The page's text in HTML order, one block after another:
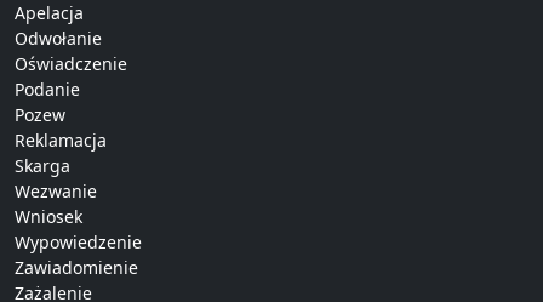
Apelacja
Odwołanie
Oświadczenie
Podanie
Pozew
Reklamacja
Skarga
Wezwanie
Wniosek
Wypowiedzenie
Zawiadomienie
Zażalenie